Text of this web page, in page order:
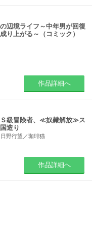
辺境ライフ～中年男が回復
り上がる～（コミック）
作品詳細へ
級冒険者、≪奴隷解放≫ス
造り
野行望／珈琲猫
作品詳細へ